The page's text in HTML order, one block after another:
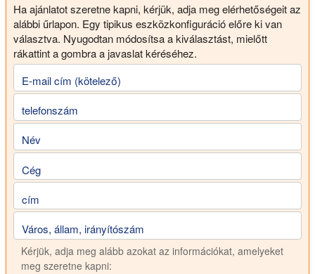
Ha ajánlatot szeretne kapni, kérjük, adja meg elérhetőségeit az
alábbi űrlapon. Egy tipikus eszközkonfiguráció előre ki van
választva. Nyugodtan módosítsa a kiválasztást, mielőtt
rákattint a gombra a javaslat kéréséhez.
E-mail cím (kötelező)
telefonszám
Név
Cég
cím
Város, állam, irányítószám
Kérjük, adja meg alább azokat az információkat, amelyeket
meg szeretne kapni: